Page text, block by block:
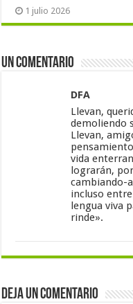
1 julio 2026
Un comentario
DFA
Llevan,
demoliendo
Llevan,
vida
lograrán,
cambiando-
incluso
lengua viva
rinde».
Deja un comentario